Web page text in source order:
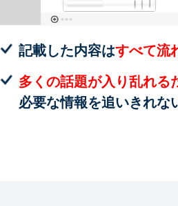
記載した内容はすべて流
多くの話題が入り乱れる
必要な情報を追いきれな